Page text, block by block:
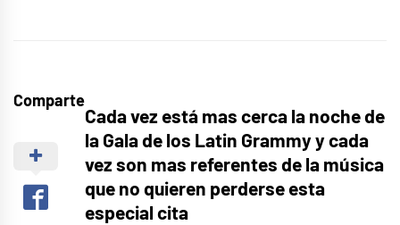
Comparte
Cada vez está mas cerca la noche de
la Gala de los Latin Grammy y cada
vez son mas referentes de la música
que no quieren perderse esta
especial cita